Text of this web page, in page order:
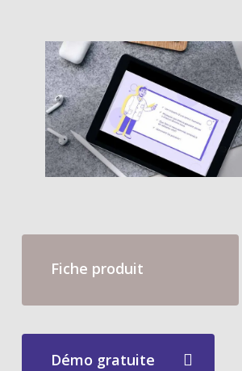
Fiche produit
Démo gratuite